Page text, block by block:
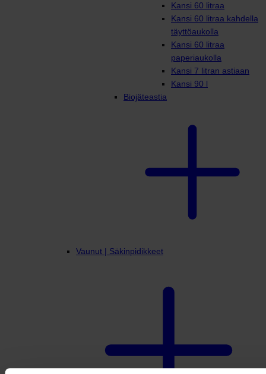
Kansi 60 litraa
Kansi 60 litraa kahdella
täyttöaukolla
Kansi 60 litraa
paperiaukolla
Kansi 7 litran astiaan
Kansi 90 l
Biojäteastia
Vaunut | Säkinpidikkeet